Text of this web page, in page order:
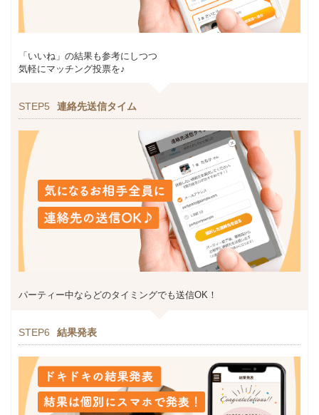
「いいね」の結果も参考にしつつ
気軽にマッチング投票を♪
STEP5 連絡先送信タイム
パーティー中ならどのタイミングでも送信OK！
STEP6 結果発表